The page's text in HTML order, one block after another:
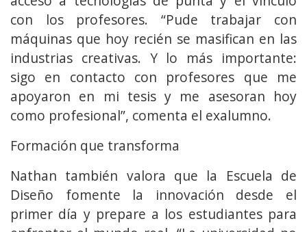
con los profesores. “Pude trabajar con
máquinas que hoy recién se masifican en las
industrias creativas. Y lo más importante:
sigo en contacto con profesores que me
apoyaron en mi tesis y me asesoran hoy
como profesional”, comenta el exalumno.
Formación que transforma
Nathan también valora que la Escuela de
Diseño fomente la innovación desde el
primer día y prepare a los estudiantes para